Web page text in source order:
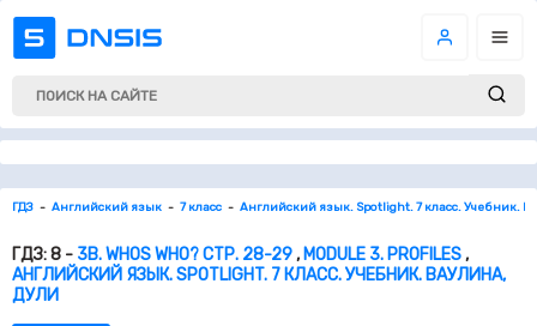
ГДЗ Английский язык 7 класс Английский язык. Spotlight. 7 класс. Учебник.
ГДЗ: 8 - 3B. WHOS WHO? СТР. 28-29, MODULE 3. PROFILES,
АНГЛИЙСКИЙ ЯЗЫК. SPOTLIGHT. 7 КЛАСС. УЧЕБНИК. ВАУЛИНА,
ДУЛИ